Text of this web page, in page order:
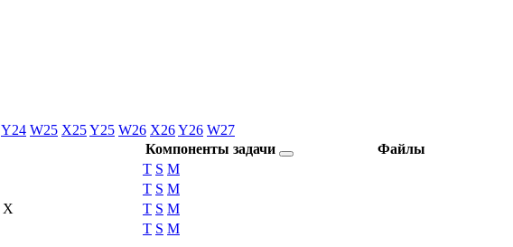
Y24 W25 X25Y25 W26 X26Y26 W27
Компоненты задачи
Файлы
T S M
T S M
X T S M
T S M